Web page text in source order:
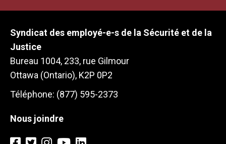
Syndicat des employé-e-s de la Sécurité et de la
Justice
Bureau 1004, 233, rue Gilmour
Ottawa (Ontario), K2P 0P2
Téléphone: (877) 595-2373
Nous joindre